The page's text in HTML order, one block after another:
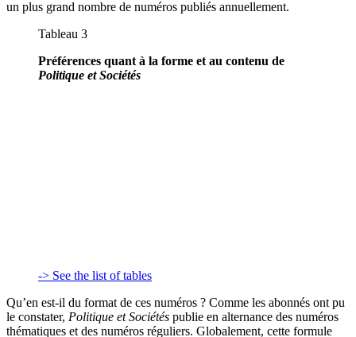
un plus grand nombre de numéros publiés annuellement.
Tableau 3
Préférences quant à la forme et au contenu de
Politique et Sociétés
-> See the list of tables
Qu’en est-il du format de ces numéros ? Comme les abonnés ont pu
le constater, Politique et Sociétés publie en alternance des numéros
thématiques et des numéros réguliers. Globalement, cette formule